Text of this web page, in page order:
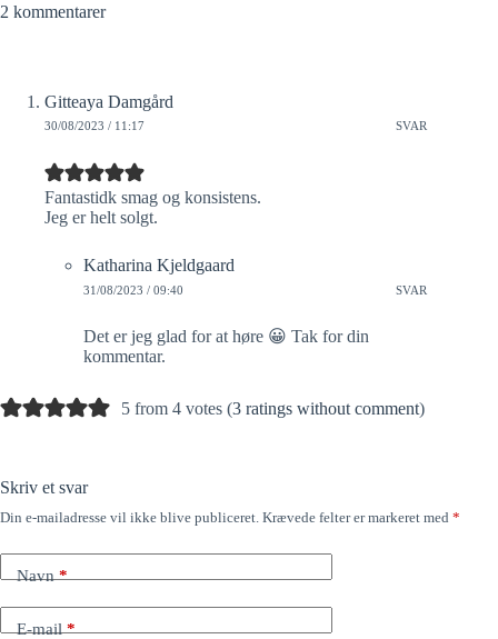
2 kommentarer
Gitteaya Damgård
30/08/2023 / 11:17 SVAR
Fantastidk smag og konsistens.
Jeg er helt solgt.
Katharina Kjeldgaard
31/08/2023 / 09:40 SVAR
Det er jeg glad for at høre 😀 Tak for din
kommentar.
5 from 4 votes (3 ratings without comment)
Skriv et svar
Din e-mailadresse vil ikke blive publiceret. Krævede felter er markeret med *
Navn*
E-mail*